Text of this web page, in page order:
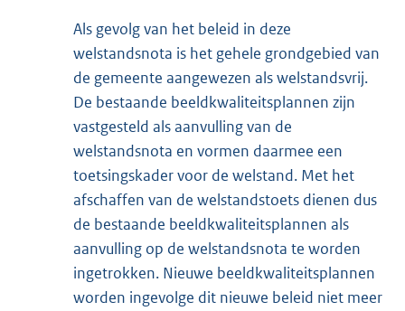
Als gevolg van het beleid in deze
welstandsnota is het gehele grondgebied van
de gemeente aangewezen als welstandsvrij.
De bestaande beeldkwaliteitsplannen zijn
vastgesteld als aanvulling van de
welstandsnota en vormen daarmee een
toetsingskader voor de welstand. Met het
afschaffen van de welstandstoets dienen dus
de bestaande beeldkwaliteitsplannen als
aanvulling op de welstandsnota te worden
ingetrokken. Nieuwe beeldkwaliteitsplannen
worden ingevolge dit nieuwe beleid niet meer